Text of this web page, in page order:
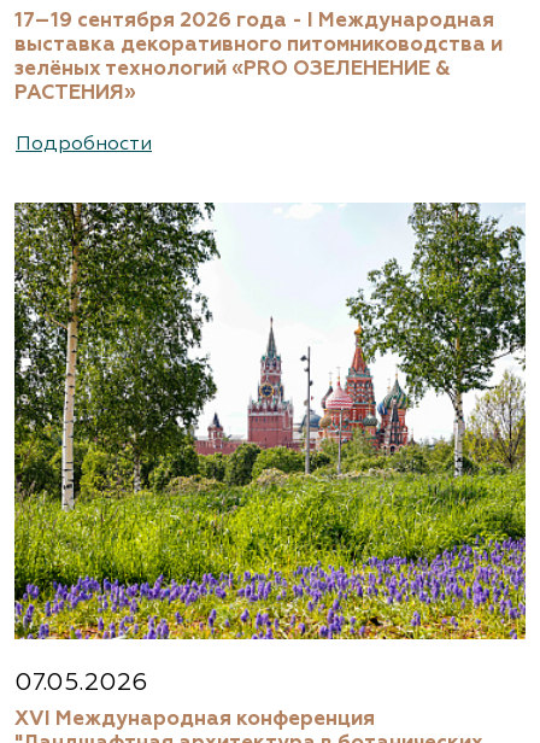
17–19 сентября 2026 года - I Международная
выставка декоративного питомниководства и
зелёных технологий «PRO ОЗЕЛЕНЕНИЕ &
РАСТЕНИЯ»
Подробности
07.05.2026
XVI Международная конференция